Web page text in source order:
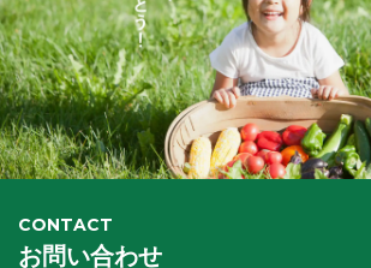
CONTACT
お問い合わせ